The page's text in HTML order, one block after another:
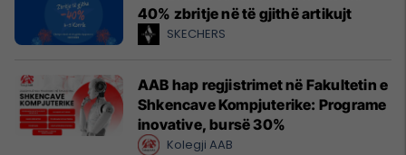
40% zbritje në të gjithë artikujt
SKECHERS
AAB hap regjistrimet në Fakultetin e
Shkencave Kompjuterike: Programe
inovative, bursë 30%
Kolegji AAB